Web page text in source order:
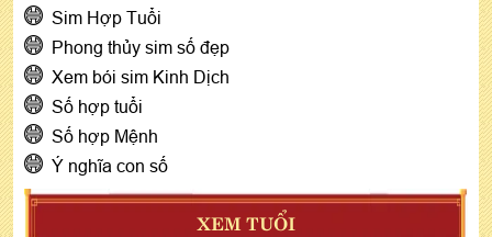
Sim Hợp Tuổi
Phong thủy sim số đẹp
Xem bói sim Kinh Dịch
Số hợp tuổi
Số hợp Mệnh
Ý nghĩa con số
XEM TUỔI